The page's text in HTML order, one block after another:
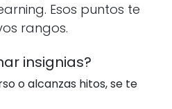
Esos puntos te
rangos.
insignias?
o alcanzas hitos, se te